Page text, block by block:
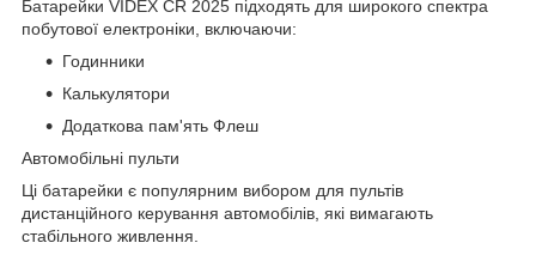
Батарейки VIDEX CR 2025 підходять для широкого спектра
побутової електроніки, включаючи:
Годинники
Калькулятори
Додаткова пам'ять Флеш
Автомобільні пульти
Ці батарейки є популярним вибором для пультів
дистанційного керування автомобілів, які вимагають
стабільного живлення.